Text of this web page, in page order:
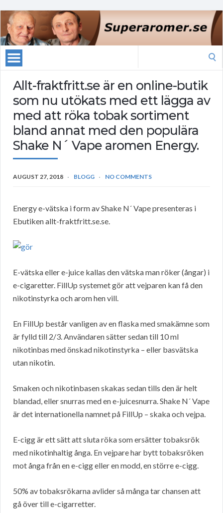
Allt-fraktfritt.se är en online-butik
som nu utökats med ett lägga av
med att röka tobak sortiment
bland annat med den populära
Shake N´ Vape aromen Energy.
AUGUST 27, 2018 BLOGG NO COMMENTS
Energy e-vätska i form av Shake N´ Vape presenteras i
Ebutiken allt-fraktfritt.se.se.
E-vätska eller e-juice kallas den vätska man röker (ångar) i
e-cigaretter. FillUp systemet gör att vejparen kan få den
nikotinstyrka och arom hen vill.
En FillUp består vanligen av en flaska med smakämne som
är fylld till 2/3. Användaren sätter sedan till 10 ml
nikotinbas med önskad nikotinstyrka – eller basvätska
utan nikotin.
Smaken och nikotinbasen skakas sedan tills den är helt
blandad, eller snurras med en e-juicesnurra. Shake N´ Vape
är det internationella namnet på FillUp – skaka och vejpa.
E-cigg är ett sätt att sluta röka som ersätter tobaksrök
med nikotinhaltig ånga. En vejpare har bytt tobaksröken
mot ånga från en e-cigg eller en modd, en större e-cigg.
50% av tobaksrökarna avlider så många tar chansen att
gå över till e-cigarretter.